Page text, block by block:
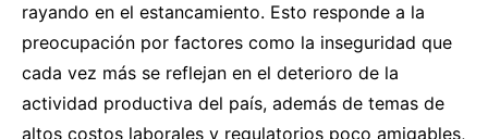
rayando en el estancamiento. Esto responde a la
preocupación por factores como la inseguridad que
cada vez más se reflejan en el deterioro de la
actividad productiva del país, además de temas de
altos costos laborales y regulatorios poco amigables,